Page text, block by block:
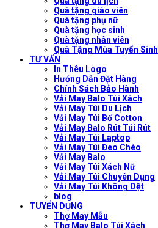
Quà tặng giáo viên
Quà tặng phụ nữ
Quà tặng học sinh
Quà tặng nhân viên
Quà Tặng Mùa Tuyển Sinh
TƯ VẤN
In Thêu Logo
Hướng Dẫn Đặt Hàng
Chính Sách Bảo Hành
Vải May Balo Túi Xách
Vải May Túi Du Lịch
Vải May Túi Bố Cotton
Vải May Balo Rút Túi Rút
Vải May Túi Laptop
Vải May Túi Đeo Chéo
Vải May Balo
Vải May Túi Xách Nữ
Vải May Túi Chuyên Dụng
Vải May Túi Không Dệt
blog
TUYỂN DỤNG
Thợ May Mẫu
Thợ May Balo Túi Xách